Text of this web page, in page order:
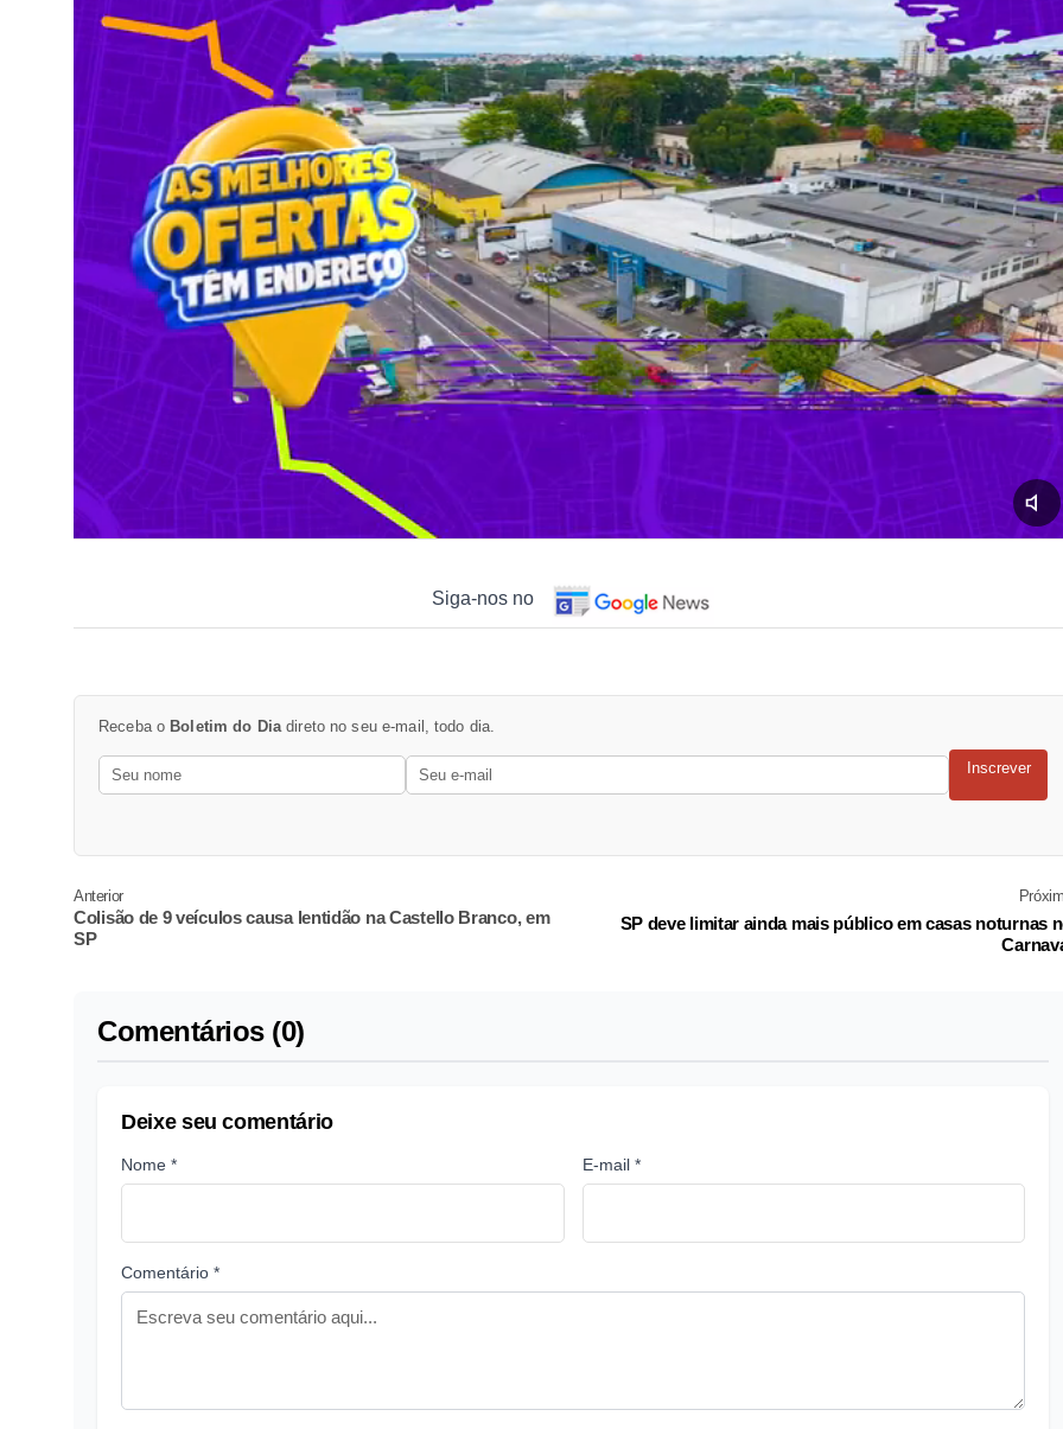
Siga-nos no
Receba o Boletim do Diadireto no seu e-mail, todo dia.
Inscrever
Anterior
Colisão de 9 veículos causa lentidão na Castello Branco, em
SP
SP deve limitar ainda mais público em casas noturnas
Comentários (0)
Deixe seu comentário
Nome * E-mail *
Comentário *